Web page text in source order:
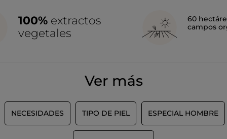
100% extractos
vegetales
60
campos
Ver más
NECESIDADES TIPO DE PIEL ESPECIAL HOMBRE